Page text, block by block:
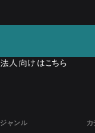
法人向けはこちら
ジャンル カ